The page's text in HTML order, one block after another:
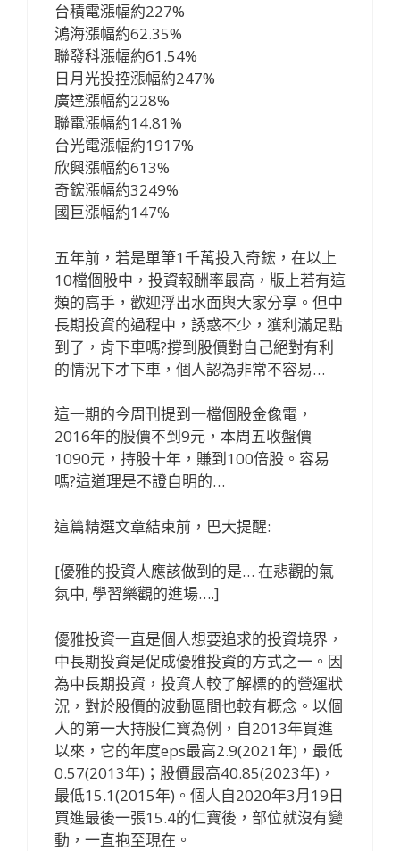
台積電漲幅約227%
鴻海漲幅約62.35%
聯發科漲幅約61.54%
日月光投控漲幅約247%
廣達漲幅約228%
聯電漲幅約14.81%
台光電漲幅約1917%
欣興漲幅約613%
奇鋐漲幅約3249%
國巨漲幅約147%
五年前，若是單筆1千萬投入奇鋐，在以上
10檔個股中，投資報酬率最高，版上若有這
類的高手，歡迎浮出水面與大家分享。但中
長期投資的過程中，誘惑不少，獲利滿足點
到了，肯下車嗎?撐到股價對自己絕對有利
的情況下才下車，個人認為非常不容易…
這一期的今周刊提到一檔個股金像電，
2016年的股價不到9元，本周五收盤價
1090元，持股十年，賺到100倍股。容易
嗎?這道理是不證自明的…
這篇精選文章結束前，巴大提醒:
[優雅的投資人應該做到的是… 在悲觀的氣
氛中, 學習樂觀的進場….]
優雅投資一直是個人想要追求的投資境界，
中長期投資是促成優雅投資的方式之一。因
為中長期投資，投資人較了解標的的營運狀
況，對於股價的波動區間也較有概念。以個
人的第一大持股仁寶為例，自2013年買進
以來，它的年度eps最高2.9(2021年)，最低
0.57(2013年)；股價最高40.85(2023年)，
最低15.1(2015年)。個人自2020年3月19日
買進最後一張15.4的仁寶後，部位就沒有變
動，一直抱至現在。